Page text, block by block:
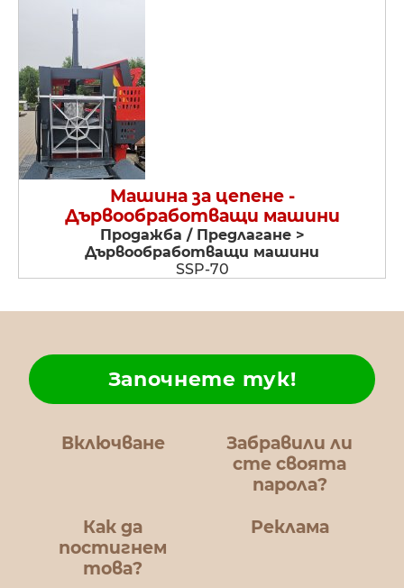
Машина за цепене -
Дървообработващи машини
Продажба / Предлагане >
Дървообработващи машини
SSP-70
Включване
Забравили ли
сте своята
парола?
Как да
постигнем
това?
Започнете тук!
Реклама